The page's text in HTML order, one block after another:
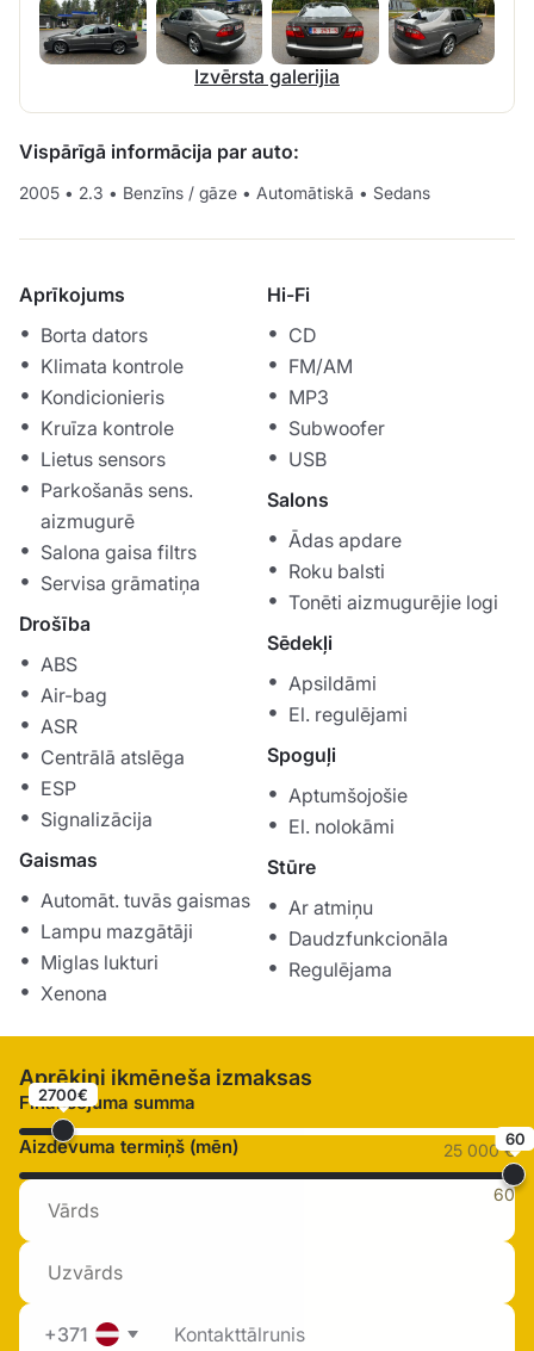
Izvērsta galerijia
Vispārīgā informācija par auto:
2005 • 2.3 • Benzīns / gāze • Automātiskā • Sedans
Aprīkojums
Borta dators
Klimata kontrole
Kondicionieris
Kruīza kontrole
Lietus sensors
Parkošanās sens.
aizmugurē
Salona gaisa filtrs
Servisa grāmatiņa
Drošība
ABS
Air-bag
ASR
Centrālā atslēga
ESP
Signalizācija
Gaismas
Automāt. tuvās gaismas
Lampu mazgātāji
Miglas lukturi
Xenona
Hi-Fi
CD
FM/AM
MP3
Subwoofer
USB
Salons
Ādas apdare
Roku balsti
Tonēti aizmugurējie logi
Sēdekļi
Apsildāmi
El. regulējami
Spoguļi
Aptumšojošie
El. nolokāmi
Stūre
Ar atmiņu
Daudzfunkcionāla
Regulējama
Aprēķini ikmēneša izmaksas
Finansējuma summa
2700€
25 000 €
Aizdevuma termiņš (mēn) 60
60
+371